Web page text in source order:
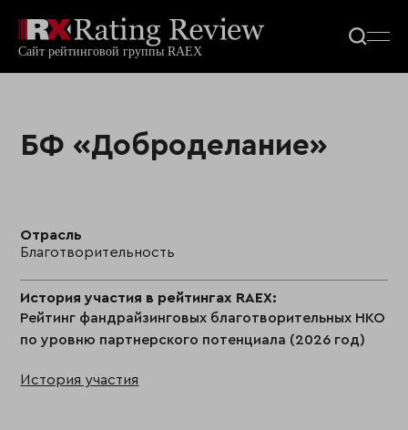
БФ «Доброделание»
Отрасль
Благотворительность
История участия в рейтингах RAEX:
Рейтинг фандрайзинговых благотворительных НКО
по уровню партнерского потенциала (2026 год)
История участия